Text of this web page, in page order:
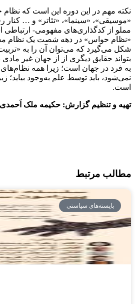
نکته مهم در این دوره این است که نظام
«موسیقی»، «سینما»، «تئاتر» و …
مملو از کدگذاری‌های مفهومی- ارتباطی
«نظام حواس» در دهه شصت یک نظام
شکل می‌گیرد که می‌توان آن را به
بتواند حقایق دیگری از از جهان غیر
به فرد در جهان است؛ زیرا همه نظام‌های
نمی‌شود، باید توسط علم به‌وجود بیاید؛
است.
تهیه و تنظیم گزارش: حکیمه ملک ‌اَحمدی
مطالب مرتبط
بایسته‌های سیاستی